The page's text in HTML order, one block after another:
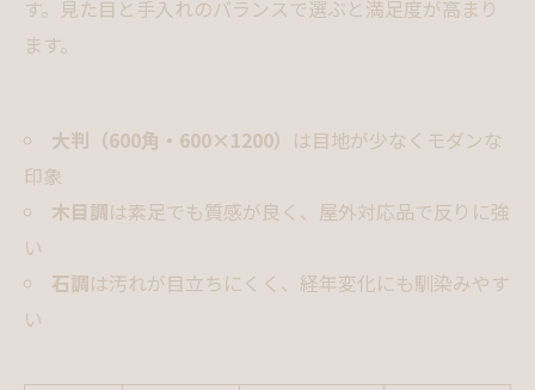
す。見た目と手入れのバランスで選ぶと満足度が高まり
ます。
大判（600角・600×1200） は目地が少なくモダンな
印象
木目調は素足でも質感が良く、屋外対応品で反りに強
い
石調は汚れが目立ちにくく、経年変化にも馴染みやす
い